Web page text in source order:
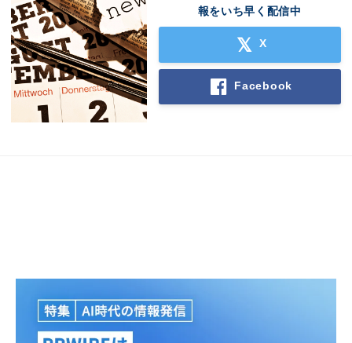
報をいち早く配信中
X
Facebook